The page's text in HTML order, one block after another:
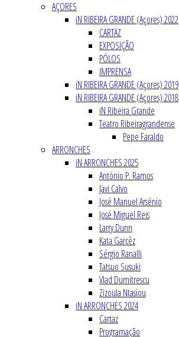
AÇORES
iN RIBEIRA GRANDE (Açores) 2022
CARTAZ
EXPOSIÇÃO
PÓLOS
IMPRENSA
iN RIBEIRA GRANDE (Açores) 2019
iN RIBEIRA GRANDE (Açores) 2018
iN Ribeira Grande
Teatro Ribeiragrandense
Pepe Faraldo
ARRONCHES
iN ARRONCHES 2025
António P. Ramos
Javi Calvo
José Manuel Arsénio
José Miguel Reis
Larry Dunn
Kata Garcêz
Sérgio Ranalli
Tatsuo Susuki
Vlad Dumitrescu
Zizoula Ntasiou
iN ARRONCHES 2024
Cartaz
Programação